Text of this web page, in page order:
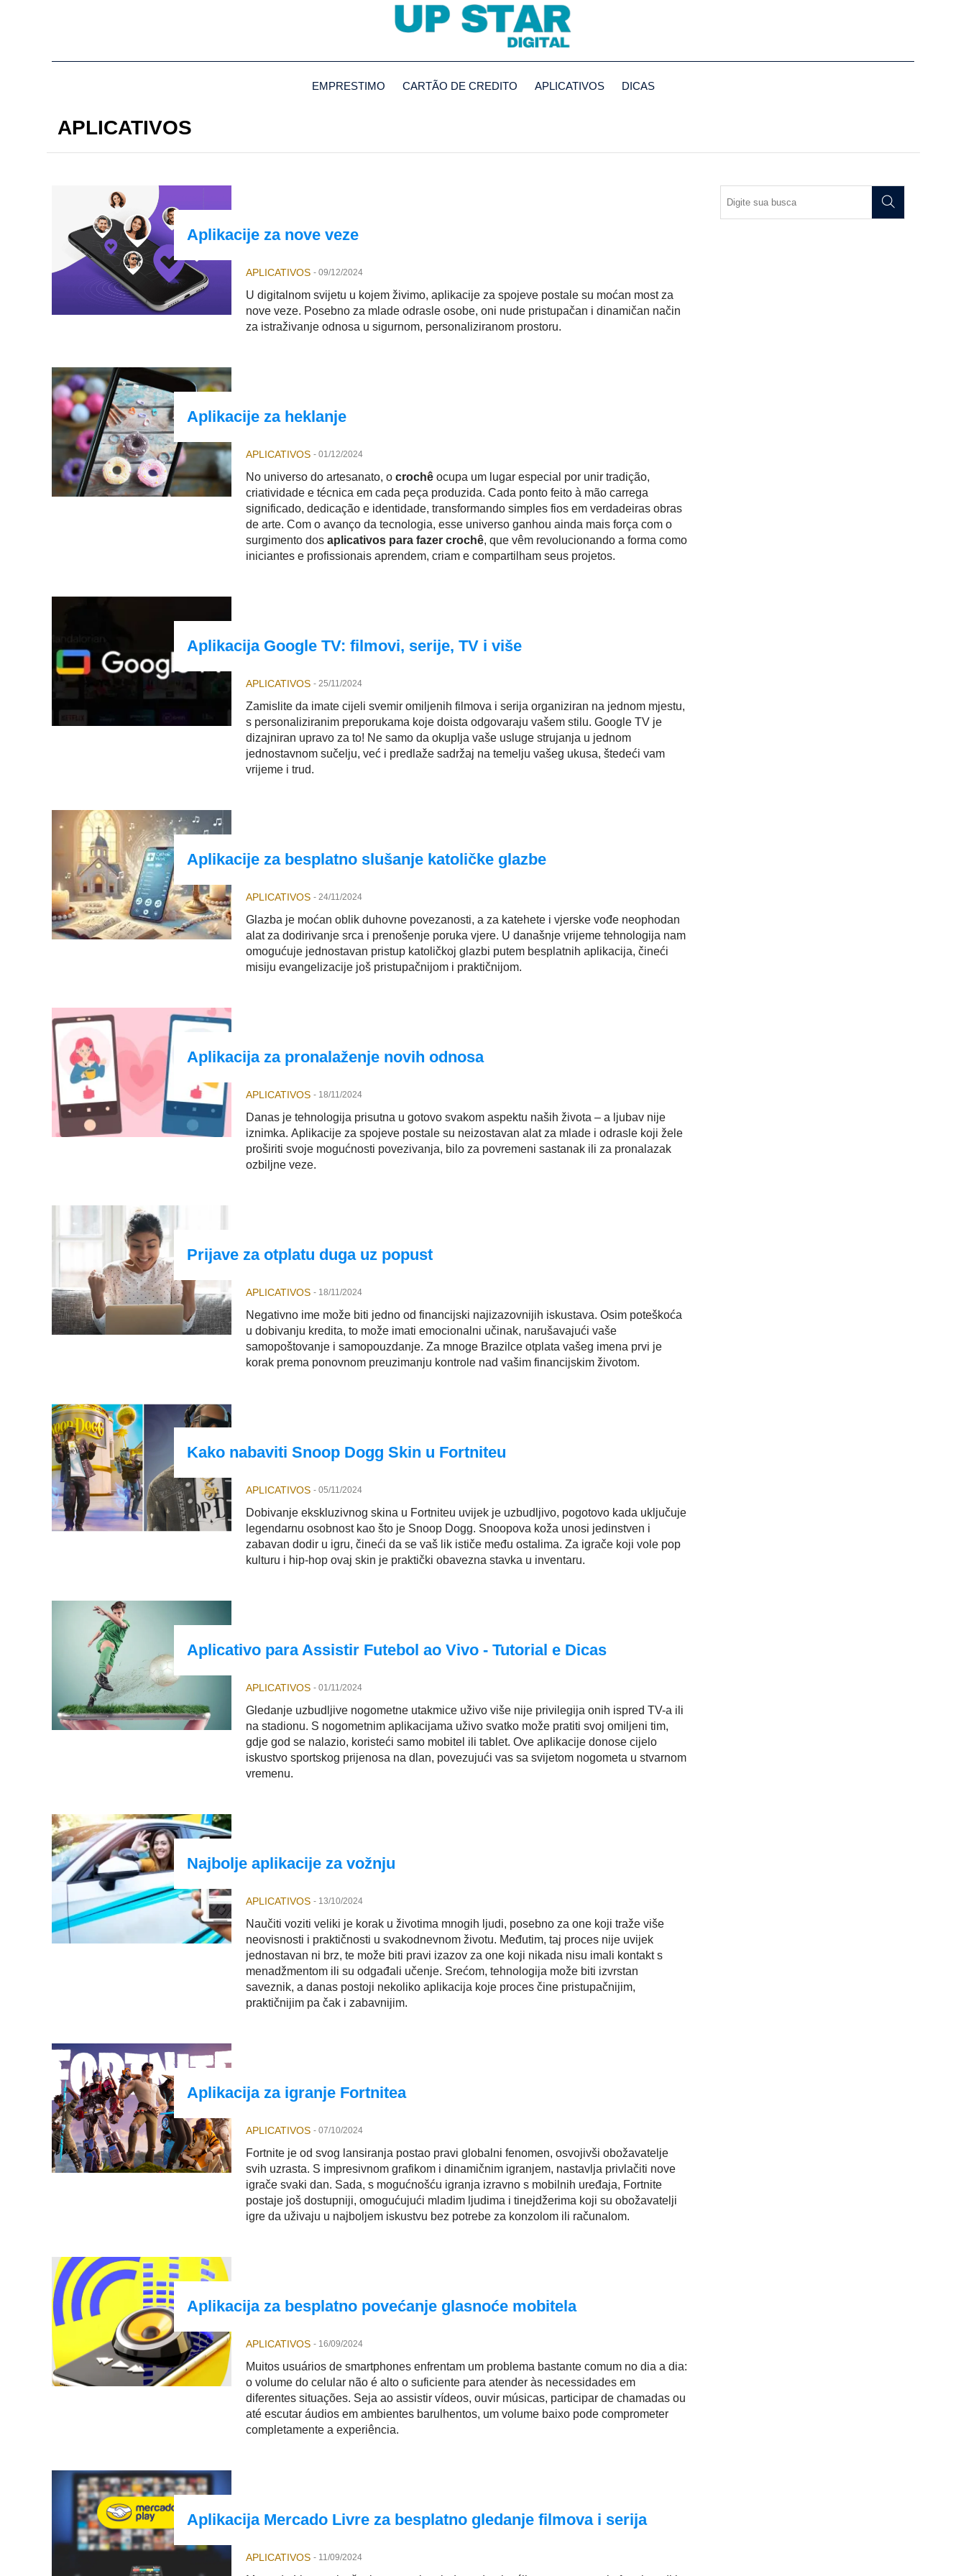
EMPRESTIMO CARTÃO DE CREDITO APLICATIVOS DICAS
APLICATIVOS
Aplikacije za nove veze
APLICATIVOS - 09/12/2024
U digitalnom svijetu u kojem živimo, aplikacije za spojeve postale su moćan most za
nove veze. Posebno za mlade odrasle osobe, oni nude pristupačan i dinamičan način
za istraživanje odnosa u sigurnom, personaliziranom prostoru.
Aplikacije za heklanje
APLICATIVOS - 01/12/2024
No universo do artesanato, o crochê ocupa um lugar especial por unir tradição,
criatividade e técnica em cada peça produzida. Cada ponto feito à mão carrega
significado, dedicação e identidade, transformando simples fios em verdadeiras obras
de arte. Com o avanço da tecnologia, esse universo ganhou ainda mais força com o
surgimento dos aplicativos para fazer crochê, que vêm revolucionando a forma como
iniciantes e profissionais aprendem, criam e compartilham seus projetos.
Aplikacija Google TV: filmovi, serije, TV i više
APLICATIVOS - 25/11/2024
Zamislite da imate cijeli svemir omiljenih filmova i serija organiziran na jednom mjestu,
s personaliziranim preporukama koje doista odgovaraju vašem stilu. Google TV je
dizajniran upravo za to! Ne samo da okuplja vaše usluge strujanja u jednom
jednostavnom sučelju, već i predlaže sadržaj na temelju vašeg ukusa, štedeći vam
vrijeme i trud.
Aplikacije za besplatno slušanje katoličke glazbe
APLICATIVOS - 24/11/2024
Glazba je moćan oblik duhovne povezanosti, a za katehete i vjerske vođe neophodan
alat za dodirivanje srca i prenošenje poruka vjere. U današnje vrijeme tehnologija nam
omogućuje jednostavan pristup katoličkoj glazbi putem besplatnih aplikacija, čineći
misiju evangelizacije još pristupačnijom i praktičnijom.
Aplikacija za pronalaženje novih odnosa
APLICATIVOS - 18/11/2024
Danas je tehnologija prisutna u gotovo svakom aspektu naših života – a ljubav nije
iznimka. Aplikacije za spojeve postale su neizostavan alat za mlade i odrasle koji žele
proširiti svoje mogućnosti povezivanja, bilo za povremeni sastanak ili za pronalazak
ozbiljne veze.
Prijave za otplatu duga uz popust
APLICATIVOS - 18/11/2024
Negativno ime može biti jedno od financijski najizazovnijih iskustava. Osim poteškoća
u dobivanju kredita, to može imati emocionalni učinak, narušavajući vaše
samopoštovanje i samopouzdanje. Za mnoge Brazilce otplata vašeg imena prvi je
korak prema ponovnom preuzimanju kontrole nad vašim financijskim životom.
Kako nabaviti Snoop Dogg Skin u Fortniteu
APLICATIVOS - 05/11/2024
Dobivanje ekskluzivnog skina u Fortniteu uvijek je uzbudljivo, pogotovo kada uključuje
legendarnu osobnost kao što je Snoop Dogg. Snoopova koža unosi jedinstven i
zabavan dodir u igru, čineći da se vaš lik ističe među ostalima. Za igrače koji vole pop
kulturu i hip-hop ovaj skin je praktički obavezna stavka u inventaru.
Aplicativo para Assistir Futebol ao Vivo - Tutorial e Dicas
APLICATIVOS - 01/11/2024
Gledanje uzbudljive nogometne utakmice uživo više nije privilegija onih ispred TV-a ili
na stadionu. S nogometnim aplikacijama uživo svatko može pratiti svoj omiljeni tim,
gdje god se nalazio, koristeći samo mobitel ili tablet. Ove aplikacije donose cijelo
iskustvo sportskog prijenosa na dlan, povezujući vas sa svijetom nogometa u stvarnom
vremenu.
Najbolje aplikacije za vožnju
APLICATIVOS - 13/10/2024
Naučiti voziti veliki je korak u životima mnogih ljudi, posebno za one koji traže više
neovisnosti i praktičnosti u svakodnevnom životu. Međutim, taj proces nije uvijek
jednostavan ni brz, te može biti pravi izazov za one koji nikada nisu imali kontakt s
menadžmentom ili su odgađali učenje. Srećom, tehnologija može biti izvrstan
saveznik, a danas postoji nekoliko aplikacija koje proces čine pristupačnijim,
praktičnijim pa čak i zabavnijim.
Aplikacija za igranje Fortnitea
APLICATIVOS - 07/10/2024
Fortnite je od svog lansiranja postao pravi globalni fenomen, osvojivši obožavatelje
svih uzrasta. S impresivnom grafikom i dinamičnim igranjem, nastavlja privlačiti nove
igrače svaki dan. Sada, s mogućnošću igranja izravno s mobilnih uređaja, Fortnite
postaje još dostupniji, omogućujući mladim ljudima i tinejdžerima koji su obožavatelji
igre da uživaju u najboljem iskustvu bez potrebe za konzolom ili računalom.
Aplikacija za besplatno povećanje glasnoće mobitela
APLICATIVOS - 16/09/2024
Muitos usuários de smartphones enfrentam um problema bastante comum no dia a dia:
o volume do celular não é alto o suficiente para atender às necessidades em
diferentes situações. Seja ao assistir vídeos, ouvir músicas, participar de chamadas ou
até escutar áudios em ambientes barulhentos, um volume baixo pode comprometer
completamente a experiência.
Aplikacija Mercado Livre za besplatno gledanje filmova i serija
APLICATIVOS - 11/09/2024